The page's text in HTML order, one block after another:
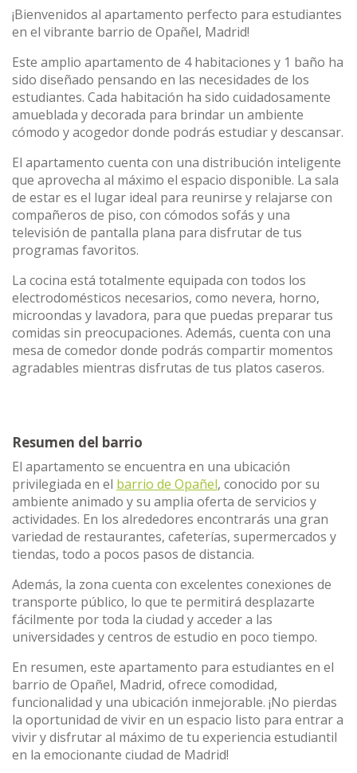
¡Bienvenidos al apartamento perfecto para estudiantes
en el vibrante barrio de Opañel, Madrid!
Este amplio apartamento de 4 habitaciones y 1 baño ha
sido diseñado pensando en las necesidades de los
estudiantes. Cada habitación ha sido cuidadosamente
amueblada y decorada para brindar un ambiente
cómodo y acogedor donde podrás estudiar y descansar.
El apartamento cuenta con una distribución inteligente
que aprovecha al máximo el espacio disponible. La sala
de estar es el lugar ideal para reunirse y relajarse con
compañeros de piso, con cómodos sofás y una
televisión de pantalla plana para disfrutar de tus
programas favoritos.
La cocina está totalmente equipada con todos los
electrodomésticos necesarios, como nevera, horno,
microondas y lavadora, para que puedas preparar tus
comidas sin preocupaciones. Además, cuenta con una
mesa de comedor donde podrás compartir momentos
agradables mientras disfrutas de tus platos caseros.
Resumen del barrio
El apartamento se encuentra en una ubicación
privilegiada en el barrio de Opañel, conocido por su
ambiente animado y su amplia oferta de servicios y
actividades. En los alrededores encontrarás una gran
variedad de restaurantes, cafeterías, supermercados y
tiendas, todo a pocos pasos de distancia.
Además, la zona cuenta con excelentes conexiones de
transporte público, lo que te permitirá desplazarte
fácilmente por toda la ciudad y acceder a las
universidades y centros de estudio en poco tiempo.
En resumen, este apartamento para estudiantes en el
barrio de Opañel, Madrid, ofrece comodidad,
funcionalidad y una ubicación inmejorable. ¡No pierdas
la oportunidad de vivir en un espacio listo para entrar a
vivir y disfrutar al máximo de tu experiencia estudiantil
en la emocionante ciudad de Madrid!